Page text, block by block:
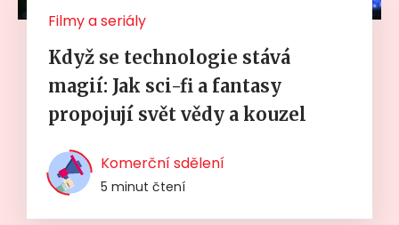
Filmy a seriály
Když se technologie stává
magií: Jak sci-fi a fantasy
propojují svět vědy a kouzel
Komerční sdělení
5 minut čtení